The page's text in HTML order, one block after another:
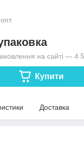
на сайті — 4
Купити
Доставка